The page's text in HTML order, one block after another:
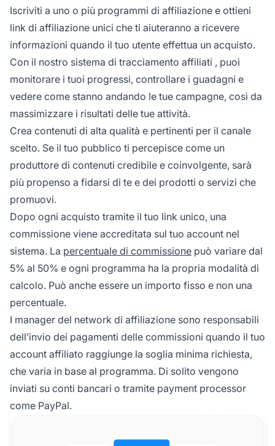
Iscriviti a uno o più programmi di affiliazione e ottieni
link di affiliazione unici che ti aiuteranno a ricevere
informazioni quando il tuo utente effettua un acquisto.
Con il nostro sistema di tracciamento affiliati , puoi
monitorare i tuoi progressi, controllare i guadagni e
vedere come stanno andando le tue campagne, così da
massimizzare i risultati delle tue attività.
Crea contenuti di alta qualità e pertinenti per il canale
scelto. Se il tuo pubblico ti percepisce come un
produttore di contenuti credibile e coinvolgente, sarà
più propenso a fidarsi di te e dei prodotti o servizi che
promuovi.
Dopo ogni acquisto tramite il tuo link unico, una
commissione viene accreditata sul tuo account nel
sistema. La percentuale di commissione può variare dal
5% al 50% e ogni programma ha la propria modalità di
calcolo. Può anche essere un importo fisso e non una
percentuale.
I manager del network di affiliazione sono responsabili
dell’invio dei pagamenti delle commissioni quando il tuo
account affiliato raggiunge la soglia minima richiesta,
che varia in base al programma. Di solito vengono
inviati su conti bancari o tramite payment processor
come PayPal.